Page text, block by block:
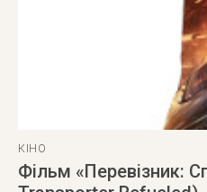
КІНО
Фільм «Перевізник: